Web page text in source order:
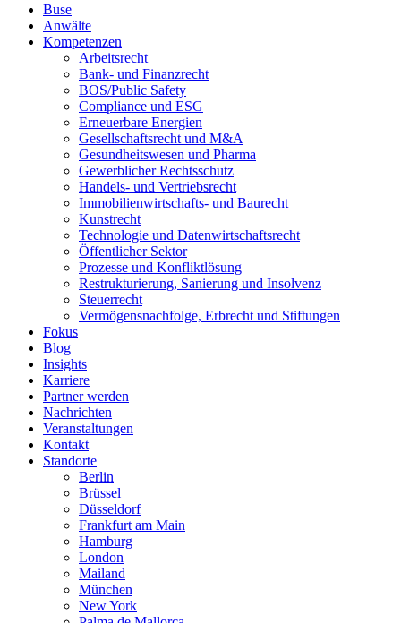
Buse
Anwälte
Kompetenzen
Arbeitsrecht
Bank- und Finanzrecht
BOS/Public Safety
Compliance und ESG
Erneuerbare Energien
Gesellschaftsrecht und M&A
Gesundheitswesen und Pharma
Gewerblicher Rechtsschutz
Handels- und Vertriebsrecht
Immobilienwirtschafts- und Baurecht
Kunstrecht
Technologie und Datenwirtschaftsrecht
Öffentlicher Sektor
Prozesse und Konfliktlösung
Restrukturierung, Sanierung und Insolvenz
Steuerrecht
Vermögensnachfolge, Erbrecht und Stiftungen
Fokus
Blog
Insights
Karriere
Partner werden
Nachrichten
Veranstaltungen
Kontakt
Standorte
Berlin
Brüssel
Düsseldorf
Frankfurt am Main
Hamburg
London
Mailand
München
New York